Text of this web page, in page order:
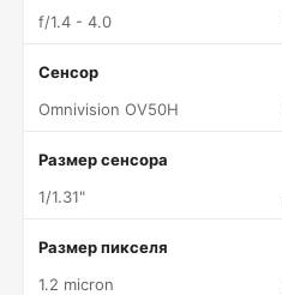
f/1.4 - 4.0
Сенсор
Omnivision OV50H
Размер сенсора
1/1.31"
Размер пикселя
1.2 micron